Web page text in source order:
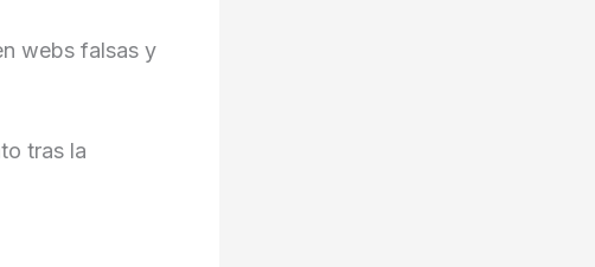
webs falsas y
tras la